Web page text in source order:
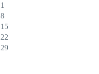
1
8
15
22
29